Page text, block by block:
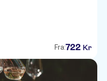
Fra:722 Kr